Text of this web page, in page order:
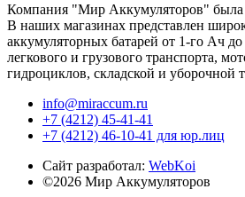
Компания "Мир Аккумуляторов" была
В наших магазинах представлен
аккумуляторных батарей от 1-го Ач
легкового и грузового транспорта,
гидроциклов, складской и уборочной
info@miraccum.ru
+7 (4212) 45-41-41
+7 (4212) 46-10-41 для юр.лиц
Сайт разработал: WebKoi
©2026 Мир Аккумуляторов